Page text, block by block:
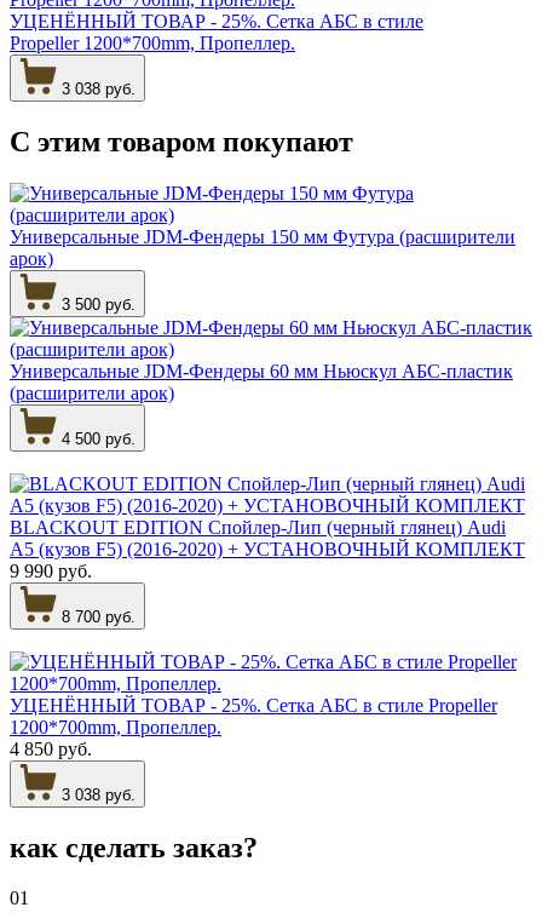
УЦЕНЁННЫЙ ТОВАР - 25%. Сетка АБС в стиле
Propeller 1200*700mm, Пропеллер.
3 038 руб.
С этим товаром покупают
Универсальные JDM-Фендеры 150 мм Футура (расширители
арок)
3 500 руб.
Универсальные JDM-Фендеры 60 мм Ньюскул АБС-пластик
(расширители арок)
4 500 руб.
BLACKOUT EDITION Спойлер-Лип (черный глянец) Audi
A5 (кузов F5) (2016-2020) + УСТАНОВОЧНЫЙ КОМПЛЕКТ
9 990 руб.
8 700 руб.
УЦЕНЁННЫЙ ТОВАР - 25%. Сетка АБС в стиле Propeller
1200*700mm, Пропеллер.
4 850 руб.
3 038 руб.
как сделать заказ?
01